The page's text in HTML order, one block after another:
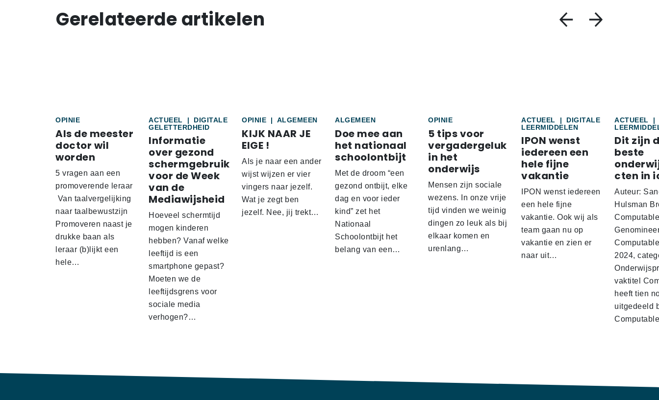
Gerelateerde artikelen
OPINIE
Als de meester
doctor wil
worden
5 vragen aan een
promoverende leraar
Van taalvergelijking
naar taalbewustzijn
Promoveren naast je
drukke baan als
leraar (b)lijkt een
hele…
ACTUEEL |
DIGITALE
GELETTERDHEID
Informatie
over gezond
schermgebruik
voor de Week
van de
Mediawijsheid
Hoeveel schermtijd
mogen kinderen
hebben? Vanaf welke
leeftijd is een
smartphone gepast?
Moeten we de
leeftijdsgrens voor
sociale media
verhogen?…
OPINIE | ALGEMEEN
KIJK NAAR JE
EIGE !
Als je naar een ander
wijst wijzen er vier
vingers naar jezelf.
Wat je zegt ben
jezelf. Nee, jij trekt…
ALGEMEEN
Doe mee aan
het nationaal
schoolontbijt
Met de droom “een
gezond ontbijt, elke
dag en voor ieder
kind” zet het
Nationaal
Schoolontbijt het
belang van een…
OPINIE
5 tips voor
vergadergeluk
in het
onderwijs
Mensen zijn sociale
wezens. In onze vrije
tijd vinden we weinig
dingen zo leuk als bij
elkaar komen en
urenlang…
ACTUEEL |
DIGITALE
LEERMIDDELEN
IPON wenst
iedereen een
hele fijne
vakantie
IPON wenst iedereen
een hele fijne
vakantie. Ook wij als
team gaan nu op
vakantie en zien er
naar uit…
ACTUEEL
|
Dit zijn
beste
cten in
Auteur:
Hulsman
Computable
2024,
vaktitel
heeft tien
uitgedeeld